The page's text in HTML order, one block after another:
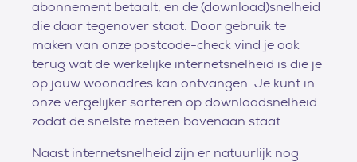
abonnement betaalt, en de (download)snelheid
die daar tegenover staat. Door gebruik te
maken van onze postcode-check vind je ook
terug wat de werkelijke internetsnelheid is die je
op jouw woonadres kan ontvangen. Je kunt in
onze vergelijker sorteren op downloadsnelheid
zodat de snelste meteen bovenaan staat.
Naast internetsnelheid zijn er natuurlijk nog